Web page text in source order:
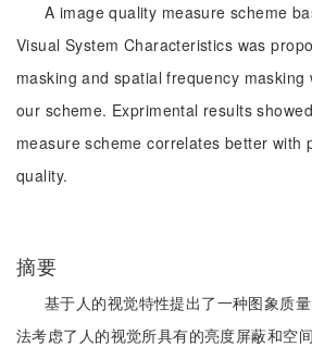
A image quality measure scheme
Visual System Characteristics was
masking and spatial frequency masking
our scheme. Exprimental results
measure scheme correlates better with
quality.
摘要
基于人的视觉特性提出了一种图象质
法考虑了人的视觉所具有的亮度屏蔽和空